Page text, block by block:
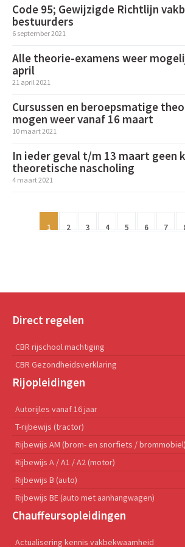
Code 95; Gewijzigde Richtlijn
bestuurders
6 september 2021
Alle theorie-examens weer
april
21 april 2021
Cursussen en beroepsmatige
mogen weer vanaf 16 maart
10 maart 2021
In ieder geval t/m 13 maart geen
theoretische nascholing
4 maart 2021
1 2 3 4 5 6 7
Direct regelen
CBR rijschool machtiging
CBR Gezondheidsverklaring
Rijopleidingen
Autorijles vanaf 16 jaar
T-rijbewijs (tractor)
Rijbewijs AM (brom- en snorfiets / brommobiel)
Rijbewijs A / A1 / A2 (motor)
Rijbewijs B (auto)
Rijbewijs BE (auto met aanhangwagen)
Chauffeursopleidingen
Actualisering kennis vakbekwaamheid